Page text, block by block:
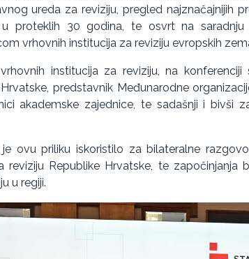
ureda za reviziju, pregled najznačajnijih
proteklih 30 godina, te osvrt na
vrhovnih institucija za reviziju evropskih
institucija za reviziju, na
predstavnik Međunarodne
akademske zajednice, te sadašnji i bivši
ovu priliku iskoristilo za bilateralne
reviziju Republike Hrvatske, te započinjanja
u regiji.